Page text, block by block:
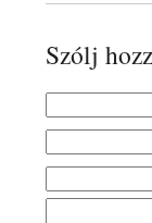
Szólj